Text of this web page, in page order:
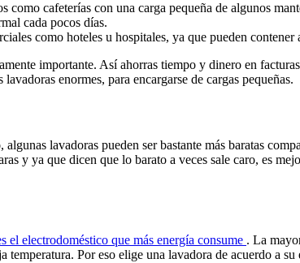
como cafeterías con una carga pequeña de algunos
cada pocos días.
como hoteles u hospitales, ya que pueden
importante. Así ahorras tiempo y dinero en
enormes, para encargarse de cargas pequeñas.
lavadoras pueden ser bastante más baratas
y ya que dicen que lo barato a veces sale caro, es
el electrodoméstico que más energía consume . La
Por eso elige una lavadora de acuerdo a